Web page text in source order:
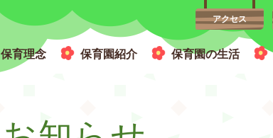
保育理念 保育園紹介 保育園の生活
アクセス